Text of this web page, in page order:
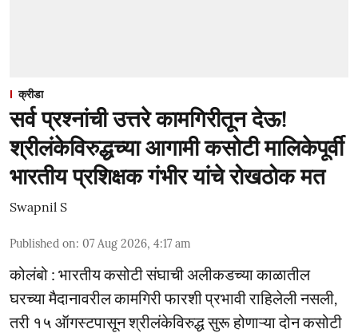
क्रीडा
सर्व प्रश्नांची उत्तरे कामगिरीतून देऊ!
श्रीलंकेविरुद्धच्या आगामी कसोटी मालिकेपूर्वी
भारतीय प्रशिक्षक गंभीर यांचे रोखठोक मत
Swapnil S
Published on: 07 Aug 2026, 4:17 am
कोलंबो : भारतीय कसोटी संघाची अलीकडच्या काळातील
घरच्या मैदानावरील कामगिरी फारशी प्रभावी राहिलेली नसली,
तरी १५ ऑगस्टपासून श्रीलंकेविरुद्ध सुरू होणाऱ्या दोन कसोटी